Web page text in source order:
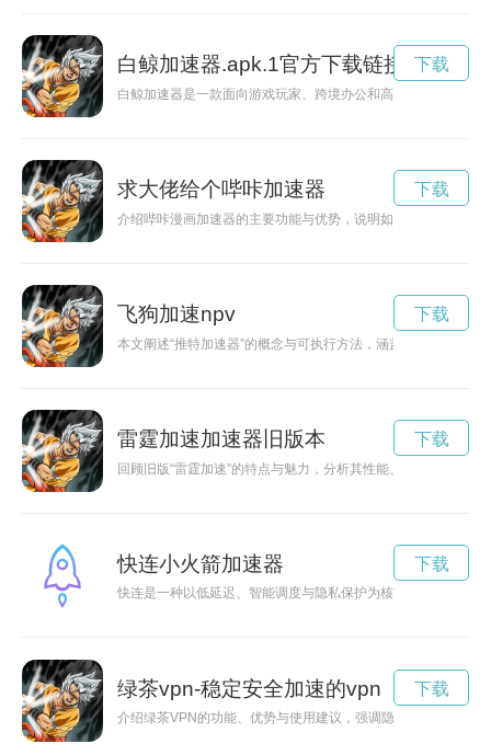
白鲸加速器.apk.1官方下载链接
白鲸加速器是一款面向游戏玩家、跨境办公和高清视频用户的
下载
求大佬给个哔咔加速器
介绍哔咔漫画加速器的主要功能与优势，说明如何选择合规安
下载
飞狗加速npv
本文阐述“推特加速器”的概念与可执行方法，涵盖内容创作、
下载
雷霆加速加速器旧版本
回顾旧版“雷霆加速”的特点与魅力，分析其性能、兼容性与安
下载
快连小火箭加速器
快连是一种以低延迟、智能调度与隐私保护为核心的新型连接
下载
绿茶vpn-稳定安全加速的vpn
介绍绿茶VPN的功能、优势与使用建议，强调隐私保护、速度优
下载